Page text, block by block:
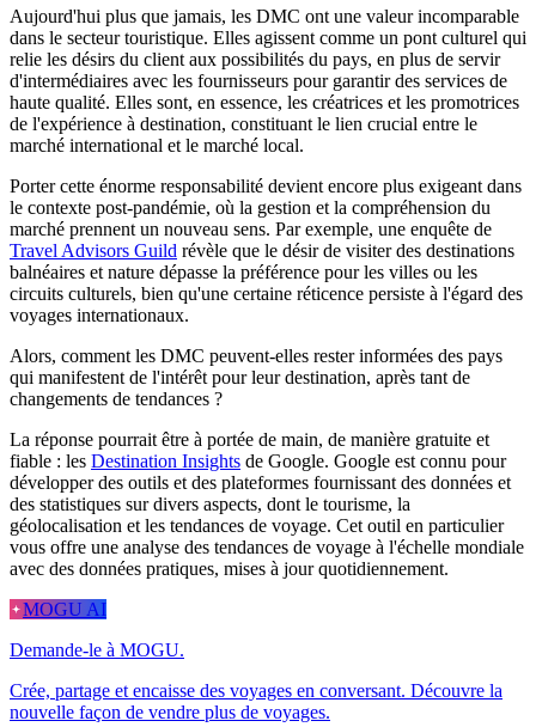
Aujourd'hui plus que jamais, les DMC ont une valeur incomparable
dans le secteur touristique. Elles agissent comme un pont culturel qui
relie les désirs du client aux possibilités du pays, en plus de servir
d'intermédiaires avec les fournisseurs pour garantir des services de
haute qualité. Elles sont, en essence, les créatrices et les promotrices
de l'expérience à destination, constituant le lien crucial entre le
marché international et le marché local.
Porter cette énorme responsabilité devient encore plus exigeant dans
le contexte post-pandémie, où la gestion et la compréhension du
marché prennent un nouveau sens. Par exemple, une enquête de
Travel Advisors Guild révèle que le désir de visiter des destinations
balnéaires et nature dépasse la préférence pour les villes ou les
circuits culturels, bien qu'une certaine réticence persiste à l'égard des
voyages internationaux.
Alors, comment les DMC peuvent-elles rester informées des pays
qui manifestent de l'intérêt pour leur destination, après tant de
changements de tendances ?
La réponse pourrait être à portée de main, de manière gratuite et
fiable : les Destination Insights de Google. Google est connu pour
développer des outils et des plateformes fournissant des données et
des statistiques sur divers aspects, dont le tourisme, la
géolocalisation et les tendances de voyage. Cet outil en particulier
vous offre une analyse des tendances de voyage à l'échelle mondiale
avec des données pratiques, mises à jour quotidiennement.
MOGU AI
Demande-le à MOGU.
Crée, partage et encaisse des voyages en conversant. Découvre la
nouvelle façon de vendre plus de voyages.